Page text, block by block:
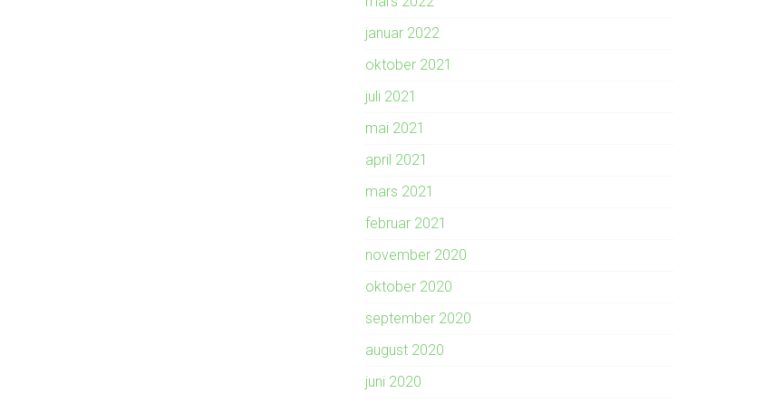
januar 2022
oktober 2021
juli 2021
mai 2021
april 2021
mars 2021
februar 2021
november 2020
oktober 2020
september 2020
august 2020
juni 2020